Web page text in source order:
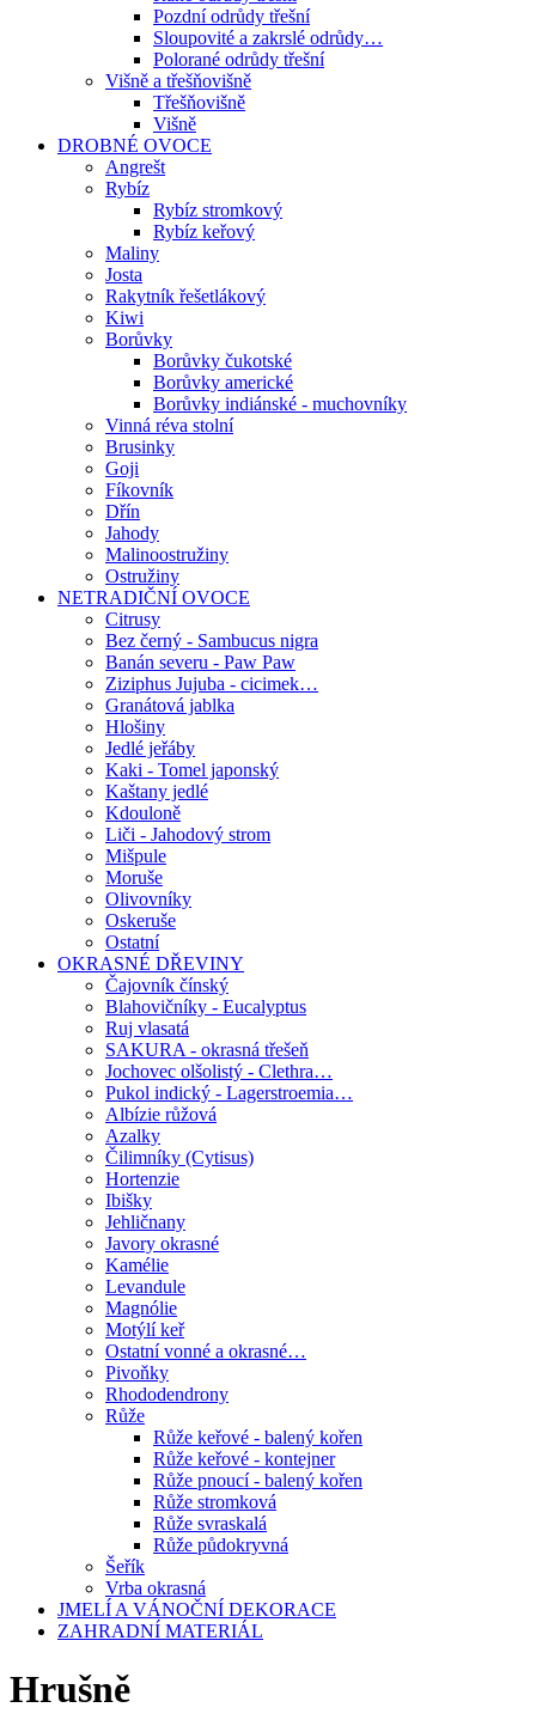
Pozdní odrůdy třešní
Sloupovité a zakrslé odrůdy…
Polorané odrůdy třešní
Višně a třešňovišně
Třešňovišně
Višně
DROBNÉ OVOCE
Angrešt
Rybíz
Rybíz stromkový
Rybíz keřový
Maliny
Josta
Rakytník řešetlákový
Kiwi
Borůvky
Borůvky čukotské
Borůvky americké
Borůvky indiánské - muchovníky
Vinná réva stolní
Brusinky
Goji
Fíkovník
Dřín
Jahody
Malinoostružiny
Ostružiny
NETRADIČNÍ OVOCE
Citrusy
Bez černý - Sambucus nigra
Banán severu - Paw Paw
Ziziphus Jujuba - cicimek…
Granátová jablka
Hlošiny
Jedlé jeřáby
Kaki - Tomel japonský
Kaštany jedlé
Kdouloně
Liči - Jahodový strom
Mišpule
Moruše
Olivovníky
Oskeruše
Ostatní
OKRASNÉ DŘEVINY
Čajovník čínský
Blahovičníky - Eucalyptus
Ruj vlasatá
SAKURA - okrasná třešeň
Jochovec olšolistý - Clethra…
Pukol indický - Lagerstroemia…
Albízie růžová
Azalky
Čilimníky (Cytisus)
Hortenzie
Ibišky
Jehličnany
Javory okrasné
Kamélie
Levandule
Magnólie
Motýlí keř
Ostatní vonné a okrasné…
Pivoňky
Rhododendrony
Růže
Růže keřové - balený kořen
Růže keřové - kontejner
Růže pnoucí - balený kořen
Růže stromková
Růže svraskalá
Růže půdokryvná
Šeřík
Vrba okrasná
JMELÍ A VÁNOČNÍ DEKORACE
ZAHRADNÍ MATERIÁL
Hrušně